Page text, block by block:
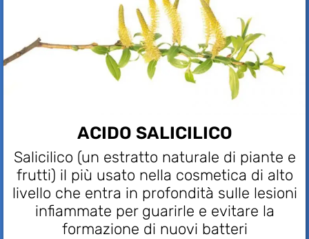
ACIDO SALICILICO
Salicilico (un estratto naturale di piante e
frutti) il più usato nella cosmetica di alto
livello che entra in profondità sulle lesioni
infiammate per guarirle e evitare la
formazione di nuovi batteri